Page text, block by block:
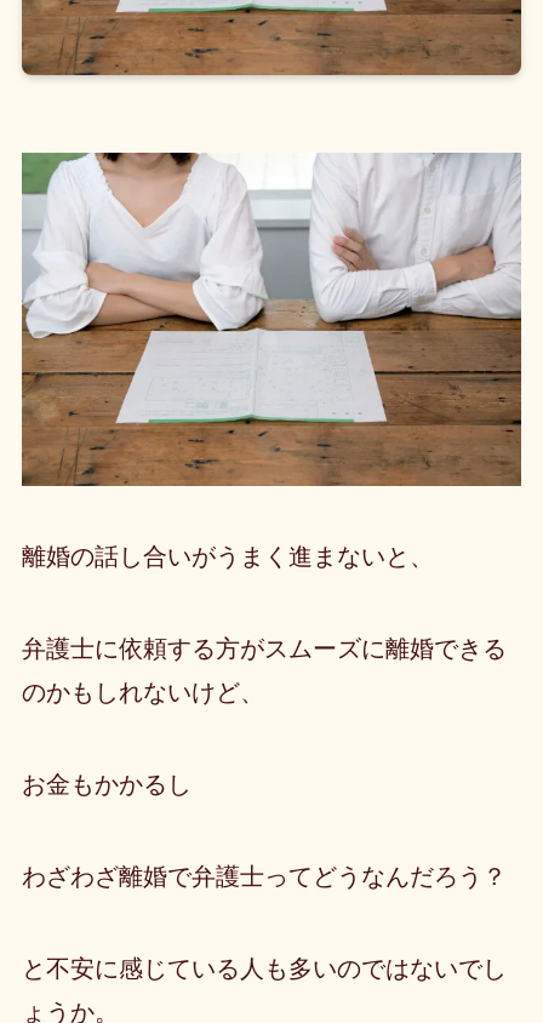
離婚の話し合いがうまく進まないと、
弁護士に依頼する方がスムーズに離婚できる
のかもしれないけど、
お金もかかるし
わざわざ離婚で弁護士ってどうなんだろう？
と不安に感じている人も多いのではないでし
ょうか。